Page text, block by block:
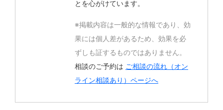
とを心がけています。
※掲載内容は一般的な情報であり、効
果には個人差があるため、効果を必
ずしも証するものではありません。
相談のご予約は ご相談の流れ（オン
ライン相談あり）ページへ